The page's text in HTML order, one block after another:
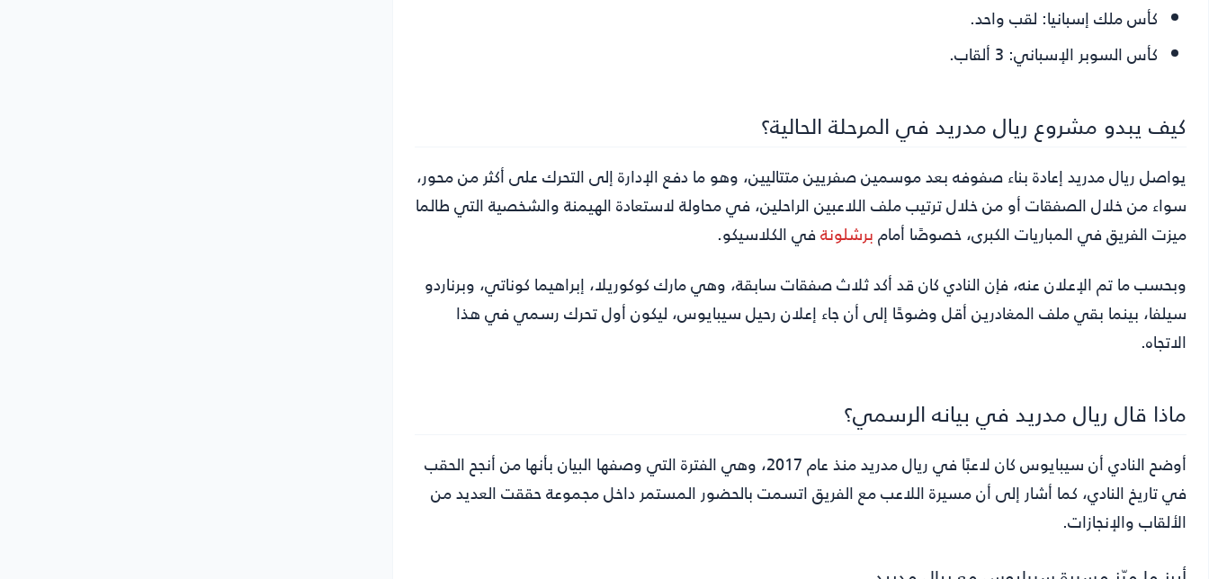
كأس ملك إسبانيا: لقب واحد.
كأس السوبر الإسباني:
كيف يبدو مشروع ريال مدريد في المرحلة الحالية؟
يواصل ريال مدريد إعادة بناء صفوفه بعد موسمين صفريين متتاليين، وهو ما دفع الإدارة إلى التحرك على أكثر من محور،
سواء من خلال الصفقات أو من خلال ترتيب ملف اللاعبين الراحلين، في محاولة لاستعادة الهيمنة والشخصية التي طالما
ميزت الفريق في المباريات الكبرى، خصوصًا أمامبرشلونةفي الكلاسيكو.
وبحسب ما تم الإعلان عنه، فإن النادي كان قد أكد ثلاث صفقات سابقة، وهي مارك كوكوريلا، إبراهيما كوناتي، وبرناردو
سيلفا، بينما بقي ملف المغادرين أقل وضوحًا إلى أن جاء إعلان رحيل سيبايوس، ليكون أول تحرك رسمي في هذا
الاتجاه.
ماذا قال ريال مدريد في بيانه الرسمي؟
أوضح النادي أن سيبايوس كان لاعبًا في ريال مدريد منذ عام 2017، وهي الفترة التي وصفها البيان بأنها من أنجح الحقب
في تاريخ النادي، كما أشار إلى أن مسيرة اللاعب مع الفريق اتسمت بالحضور المستمر داخل مجموعة حققت العديد من
الألقاب والإنجازات.